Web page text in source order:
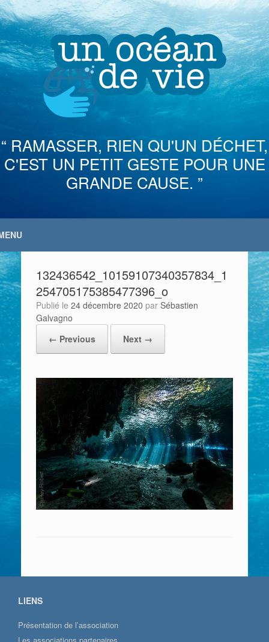
Skip
to
content
“ RAMASSER, RIEN QU'UN DÉCHET,
C'EST UN PETIT GESTE POUR UNE
GRANDE CAUSE. ”
132436542_10159107340357834_1
254705175385477396_o
Publié le 24 décembre 2020 par Sébastien
Galvagno
← Previous
Next →
LIENS
Présentation de l’association
Les associations partenaires